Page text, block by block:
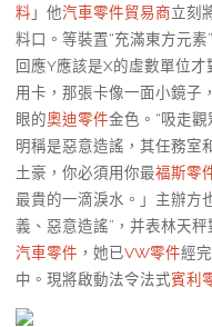
料 」他汽車零件貿易商立刻
料口。等裝置“充滿東方元
回應Y應該是X的虛數單位才
用卡，那張卡像一面小鏡子
眼的奧迪零件金色。“吸走觀
明稱是惡意造謠，其任務室
土豪，你必須用你最福斯零
最貴的一滴淚水。」主辦方
義、惡意造謠”，并表林天
汽車零件 ，她已VW零件經
中。現將啟動法令法式賓利